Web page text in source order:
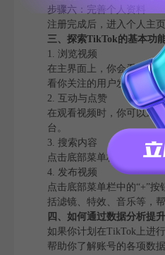
步骤六：完善个人资料
注册完成后，进入个人主
三、探索TikTok的基本功
1. 浏览视频
在主界面上，你会看到推
看你关注的用户发布的视
2. 互动与点赞
在观看视频时，你可以通
台。
3. 搜索内容
点击底部菜单栏中的“发
4. 发布视频
点击底部菜单栏中的“+”
括滤镜、特效、音乐等，
四、如何通过数据分析提
如果你计划在TikTok上进
帮助你了解账号的各项数